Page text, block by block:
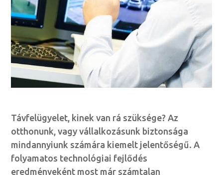
Távfelügyelet, kinek van rá szüksége? Az
otthonunk, vagy vállalkozásunk biztonsága
mindannyiunk számára kiemelt jelentőségű. A
folyamatos technológiai fejlődés
eredményeként most már számtalan